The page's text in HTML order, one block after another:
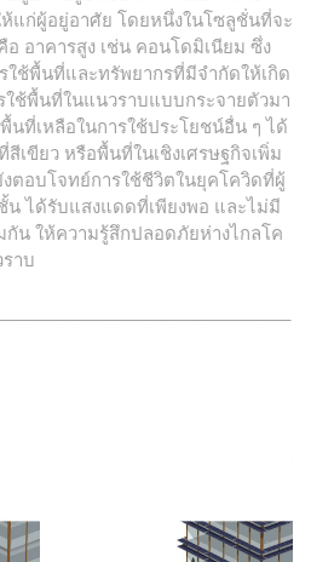
แก่ผู้อยู่อาศัย โดยหนึ่งในโซลูชั่นที่จะ
อาคารสูง เช่น คอนโดมิเนียม ซึ่ง
ใช้พื้นที่และทรัพยากรที่มีจำกัดให้เกิด
ใช้พื้นที่ในแนวราบแบบกระจายตัวมา
นที่เหลือในการใช้ประโยชน์อื่น ๆ ได้
เขียว หรือพื้นที่ในเชิงเศรษฐกิจเพิ่ม
ตอบโจทย์การใช้ชีวิตในยุคโควิดที่ผู้
ได้รับแสงแดดที่เพียงพอ และไม่มี
กัน ให้ความรู้สึกปลอดภัยห่างไกลโค
าบ